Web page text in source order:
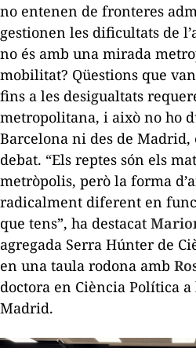
no entenen de fronteres
gestionen les dificultats de
no és amb una mirada
mobilitat? Qüestions que
fins a les desigualtats
metropolitana, i això no ho
Barcelona ni des de Madrid,
debat. “Els reptes són els
metròpolis, però la forma
radicalment diferent en
que tens”, ha destacat
agregada Serra Húnter de
en una taula rodona amb
doctora en Ciència Política
Madrid.